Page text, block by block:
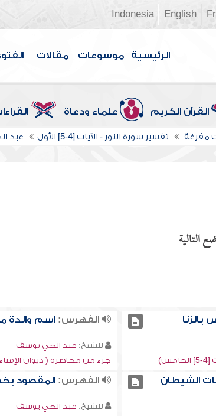
English
Indonesia
الرئيسية موسوعات مقالات
القرآن الكريم علماء ودعاة
مفرغة تفسير سورة النور - الآيات [4-5] الأول عبد
التالية
الفهرس: اسم والدة
للشيخ: عبد الحي يوسف
جزء من محاضرة ( ديوان الإفتاء
الشيطان الفهرس: المقصود
للشيخ: عبد الحي يوسف